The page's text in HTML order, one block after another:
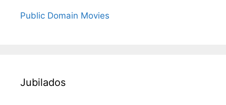
Public Domain Movies
Jubilados